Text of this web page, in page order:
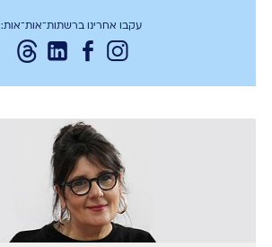
עקבו אחרינו ברשתות־אות־אות: